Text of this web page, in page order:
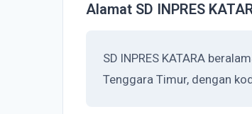
Alamat SD INPRES
SD INPRES KATARA
Tenggara Timur, dengan